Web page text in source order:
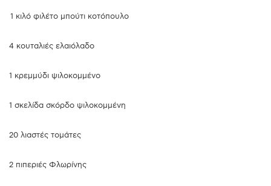
1 κιλό φιλέτο μπούτι κοτόπουλο
4 κουταλιές ελαιόλαδο
1 κρεμμύδι ψιλοκομμένο
1 σκελίδα σκόρδο ψιλοκομμένη
20 λιαστές τομάτες
2 πιπεριές Φλωρίνης